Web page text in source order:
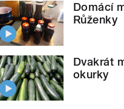
Domácí
Růženky
Dvakrát
okurky